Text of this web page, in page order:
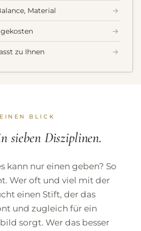
Material →
→
zu Ihnen →
BLICK
sieben Disziplinen.
kann nur einen geben? So
Wer oft und viel mit der
einen Stift, der das
und zugleich für ein
sorgt. Wer das besser